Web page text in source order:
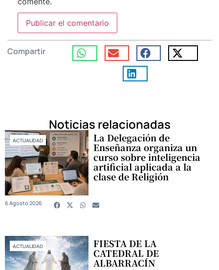
Compartir
Noticias relacionadas
ACTUALIDAD La Delegación de
Enseñanza organiza un
curso sobre inteligencia
artificial aplicada a la
clase de Religión
6 Agosto 2026
ACTUALIDAD FIESTA DE LA
CATEDRAL DE
ALBARRACÍN